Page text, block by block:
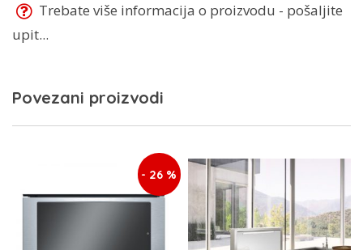
Trebate više informacija o proizvodu - pošaljite
upit...
Povezani proizvodi
- 26 %